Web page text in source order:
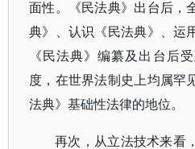
面性。《民法典》出台后，
典》、认识《民法典》、运
《民法典》编纂及出台后
度，在世界法制史上均属罕
法典》基础性法律的地位。
再次，从立法技术来看